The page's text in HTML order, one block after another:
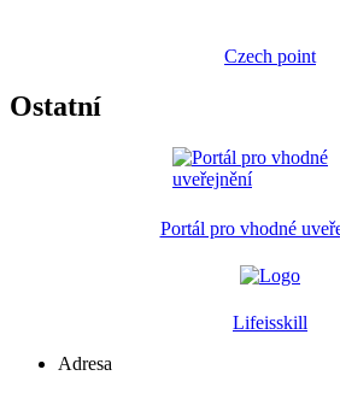
Czech point
Ostatní
Portál pro vhodné
Lifeisskill
Adresa